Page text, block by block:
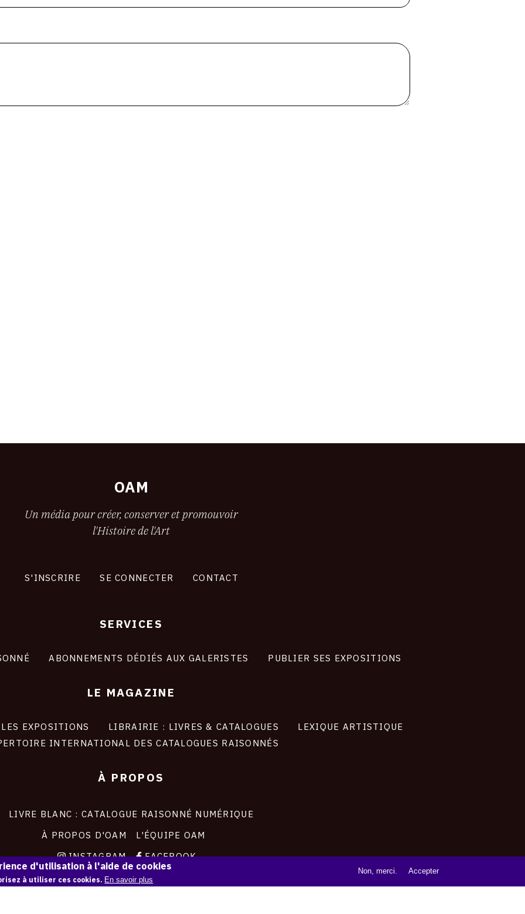
OAM
Un média pour créer, conserver et promouvoir
l'Histoire de l'Art
S'INSCRIRE SE CONNECTER CONTACT
SERVICES
ABONNEMENTS DÉDIÉS AUX GALERISTES PUBLIER SES EXPOSITIONS
LE MAGAZINE
LES EXPOSITIONS LIBRAIRIE : LIVRES & CATALOGUES
LEXIQUE ARTISTIQUE
INTERNATIONAL DES CATALOGUES RAISONNÉS
À PROPOS
LIVRE BLANC : CATALOGUE RAISONNÉ NUMÉRIQUE
À PROPOS D'OAM
L'ÉQUIPE OAM
INSTAGRAM
FACEBOOK
CGU
CGV
d'utilisation à l'aide de cookies
à utiliser ces cookies. En savoir plus
Non, merci. Accepter